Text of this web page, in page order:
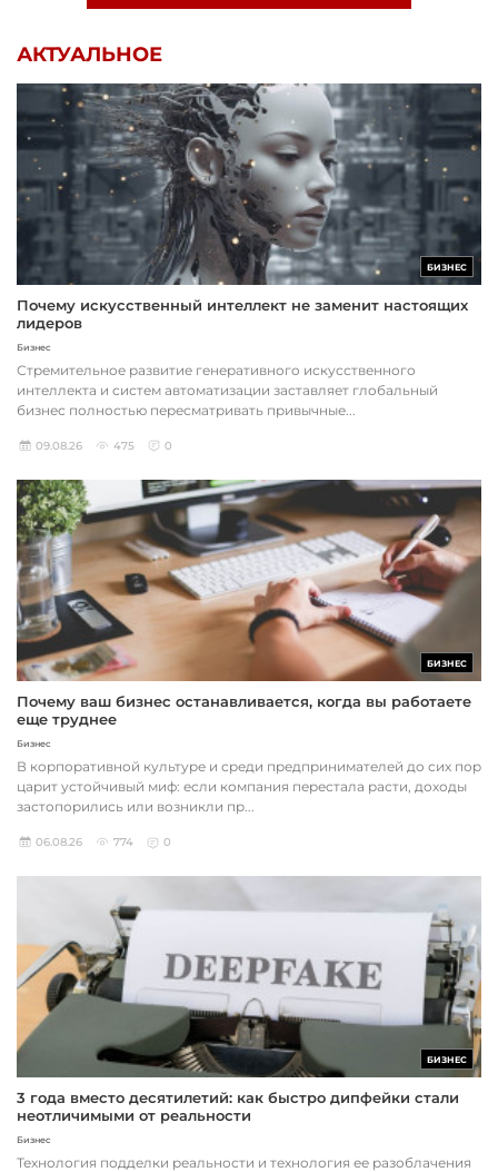
АКТУАЛЬНОЕ
БИЗНЕС
Почему искусственный интеллект не заменит настоящих
лидеров
Бизнес
Стремительное развитие генеративного искусственного
интеллекта и систем автоматизации заставляет глобальный
бизнес полностью пересматривать привычные...
09.08.26 475 0
БИЗНЕС
Почему ваш бизнес останавливается, когда вы работаете
еще труднее
Бизнес
В корпоративной культуре и среди предпринимателей до сих пор
царит устойчивый миф: если компания перестала расти, доходы
застопорились или возникли пр...
06.08.26 774 0
БИЗНЕС
3 года вместо десятилетий: как быстро дипфейки стали
неотличимыми от реальности
Бизнес
Технология подделки реальности и технология ее разоблачения